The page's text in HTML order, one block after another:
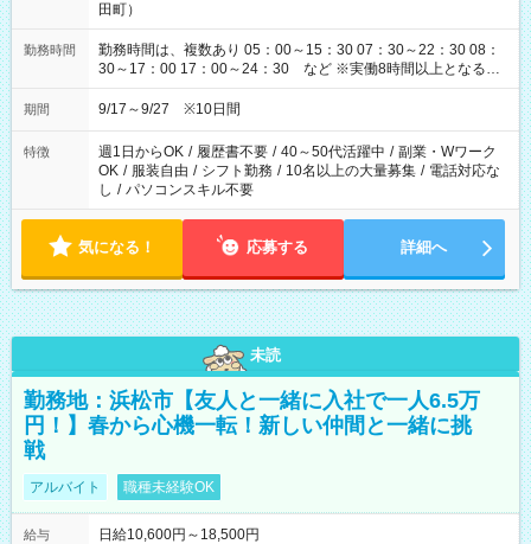
田町）
勤務時間
勤務時間は、複数あり 05：00～15：30 07：30～22：30 08：
30～17：00 17：00～24：30 など ※実働8時間以上となる勤
務もあります。 【休憩】60分+他休憩あり 交替で取得します。
安全面に配慮しこまめな休憩があります。
期間 9/17～9/27 ※10日間
特徴 週1日からOK / 履歴書不要 / 40～50代活躍中 / 副業・Wワーク
OK / 服装自由 / シフト勤務 / 10名以上の大量募集 / 電話対応な
し / パソコンスキル不要
気になる！ 応募する 詳細へ
未読
勤務地：浜松市【友人と一緒に入社で一人6.5万
円！】春から心機一転！新しい仲間と一緒に挑
戦
アルバイト 職種未経験OK
給与
日給10,600円～18,500円